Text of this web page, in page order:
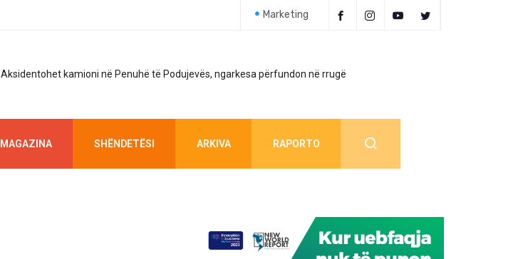
Marketing
Aksidentohet kamioni në Penuhë të Podujevës, ngarkesa përfundon në rrugë
MAGAZINA SHËNDETËSI ARKIVA RAPORTO